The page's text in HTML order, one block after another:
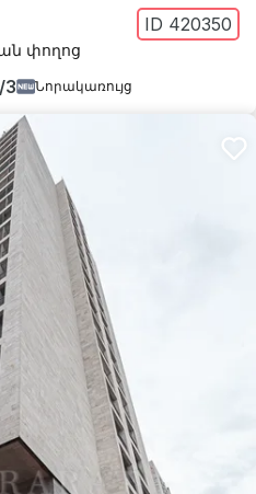
ID 420350
փողոց
/3 Նորակառույց